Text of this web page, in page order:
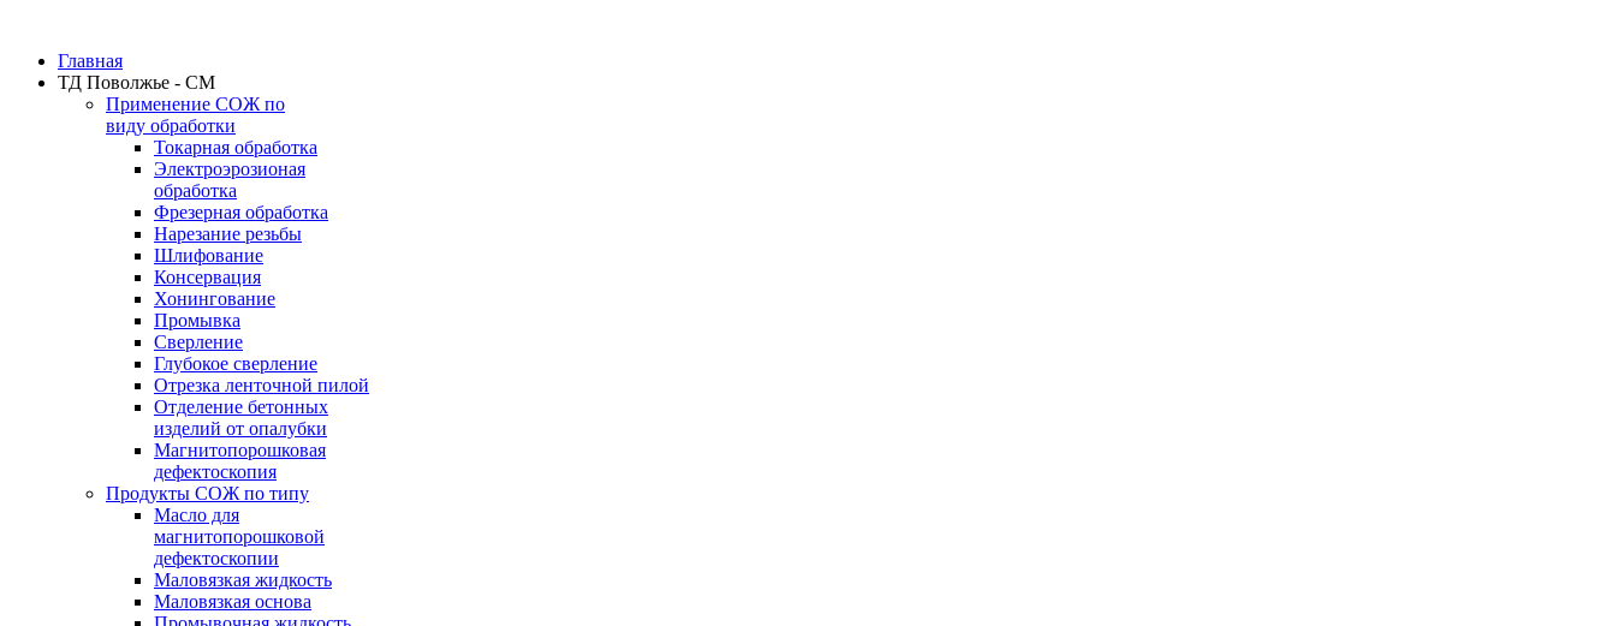
Главная
ТД Поволжье - СМ
Применение СОЖ по
виду обработки
Токарная обработка
Электроэрозионая
обработка
Фрезерная обработка
Нарезание резьбы
Шлифование
Консервация
Хонингование
Промывка
Сверление
Глубокое сверление
Отрезка ленточной пилой
Отделение бетонных
изделий от опалубки
Магнитопорошковая
дефектоскопия
Продукты СОЖ по типу
Масло для
магнитопорошковой
дефектоскопии
Маловязкая жидкость
Маловязкая основа